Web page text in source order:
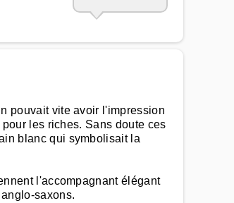
pouvait vite avoir l'impression
les riches. Sans doute ces
blanc qui symbolisait la
l'accompagnant élégant
saxons.